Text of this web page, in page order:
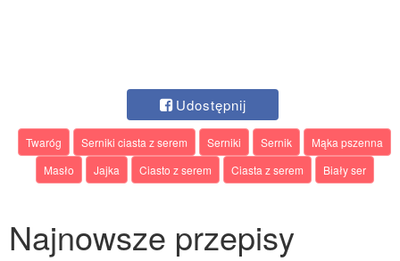
Udostępnij
Twaróg Serniki ciasta z serem Serniki Sernik
Mąka pszenna
Masło
Jajka Ciasto z serem Ciasta z serem Biały ser
Najnowsze przepisy